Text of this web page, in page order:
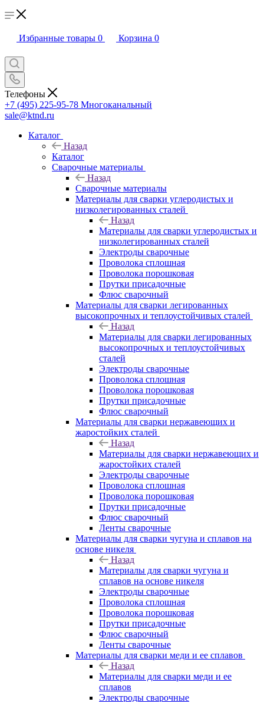
Избранные товары 0 Корзина 0
Телефоны
+7 (495) 225-95-78 Многоканальный
sale@ktnd.ru
Каталог
Назад
Каталог
Сварочные материалы
Назад
Сварочные материалы
Материалы для сварки углеродистых и
низколегированных сталей
Назад
Материалы для сварки углеродистых и
низколегированных сталей
Электроды сварочные
Проволока сплошная
Проволока порошковая
Прутки присадочные
Флюс сварочный
Материалы для сварки легированных
высокопрочных и теплоустойчивых сталей
Назад
Материалы для сварки легированных
высокопрочных и теплоустойчивых
сталей
Электроды сварочные
Проволока сплошная
Проволока порошковая
Прутки присадочные
Флюс сварочный
Материалы для сварки нержавеющих и
жаростойких сталей
Назад
Материалы для сварки нержавеющих и
жаростойких сталей
Электроды сварочные
Проволока сплошная
Проволока порошковая
Прутки присадочные
Флюс сварочный
Ленты сварочные
Материалы для сварки чугуна и сплавов на
основе никеля
Назад
Материалы для сварки чугуна и
сплавов на основе никеля
Электроды сварочные
Проволока сплошная
Проволока порошковая
Прутки присадочные
Флюс сварочный
Ленты сварочные
Материалы для сварки меди и ее сплавов
Назад
Материалы для сварки меди и ее
сплавов
Электроды сварочные